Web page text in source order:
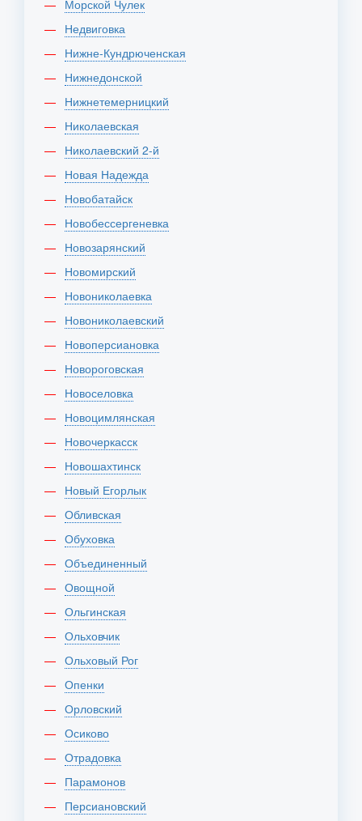
Морской Чулек
Недвиговка
Нижне-Кундрюченская
Нижнедонской
Нижнетемерницкий
Николаевская
Николаевский 2-й
Новая Надежда
Новобатайск
Новобессергеневка
Новозарянский
Новомирский
Новониколаевка
Новониколаевский
Новоперсиановка
Новороговская
Новоселовка
Новоцимлянская
Новочеркасск
Новошахтинск
Новый Егорлык
Обливская
Обуховка
Объединенный
Овощной
Ольгинская
Ольховчик
Ольховый Рог
Опенки
Орловский
Осиково
Отрадовка
Парамонов
Персиановский